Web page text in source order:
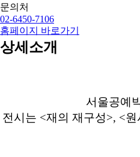
문의처
02-6450-7106
홈페이지 바로가기
상세소개
서울공예
전시는 <재의 재구성>, <